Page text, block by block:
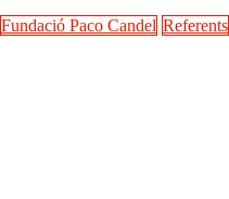
Fundació Paco Candel Referents